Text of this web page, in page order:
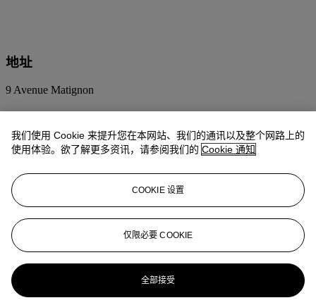
地址
9 Avenue Matignon
11月28日10:00 – 18:00
10:00 – 18:00
12月2日10:00 – 14:00
联络我们
+33 (0) 1 40 76 85 85 clientservicesparis@christies.com
我们使用 Cookie 来提升您在本网站、我们的通讯以及整个网路上的
使用体验。欲了解更多资讯，请参阅我们的 Cookie 通知
COOKIE 设置
仅限必要 COOKIE
全部接受